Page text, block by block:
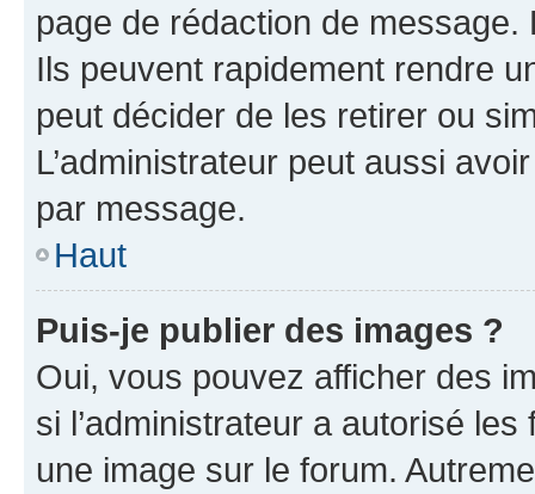
page de rédaction de
Ils peuvent rapidement rendre
peut décider de les retirer ou
L’administrateur peut aussi
par message.
Haut
Puis-je publier des images ?
Oui, vous pouvez afficher des
si l’administrateur a autorisé
une image sur le forum.